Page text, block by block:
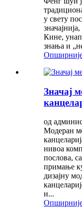
у свету
Кине,
знања и
Значај
од
Модеран
нивоа
послова,
примање
дизајну
и...